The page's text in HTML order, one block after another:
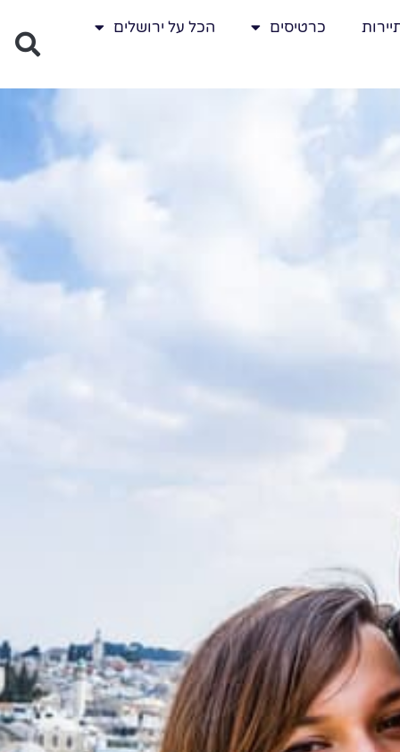
כרטיסים הכל על ירושלים